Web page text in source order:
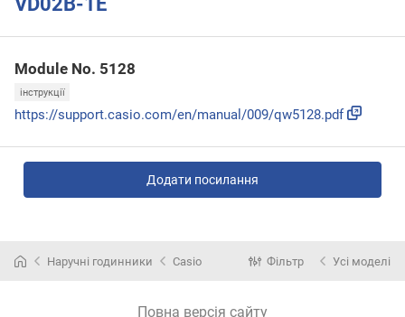
Module No. 5128
інструкції
https://support.casio.com/en/manual/009/qw5128.pdf
Додати посилання
Наручні годинники Casio Фільтр Усі моделі
Повна версія сайту